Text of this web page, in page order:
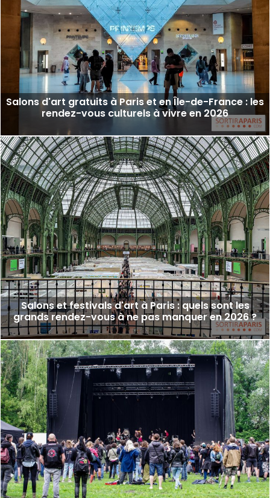
Salons d'art gratuits à Paris et en Île-de-France : les
rendez-vous culturels à vivre en 2026
Salons et festivals d'art à Paris : quels sont les
grands rendez-vous à ne pas manquer en 2026 ?